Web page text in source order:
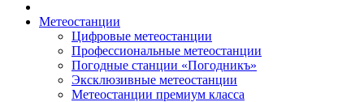
Метеостанции
Цифровые метеостанции
Профессиональные метеостанции
Погодные станции «Погодникъ»
Эксклюзивные метеостанции
Метеостанции премиум класса